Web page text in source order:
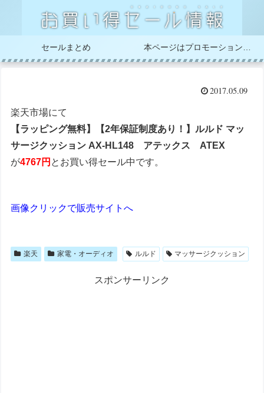
セールまとめ
2017.05.09
楽天市場にて
【ラッピング無料】【2年保証制度あり！】ルルド マッ
サージクッション AX-HL148 アテックス ATEX
が4767円 とお買い得セール中です。
画像クリックで販売サイトへ
楽天 家電・オーディオ ルルド マッサージクッション
スポンサーリンク